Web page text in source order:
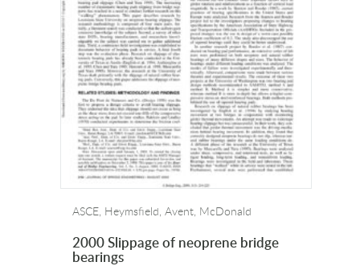
ASCE, Heymsfield, Avent, McDonald
2000 Slippage of neoprene bridge
bearings